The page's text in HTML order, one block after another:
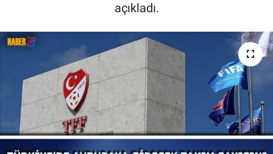
açıkladı.
TV VE SİNEMA
BASKETBOL
SAĞLIK
GENEL